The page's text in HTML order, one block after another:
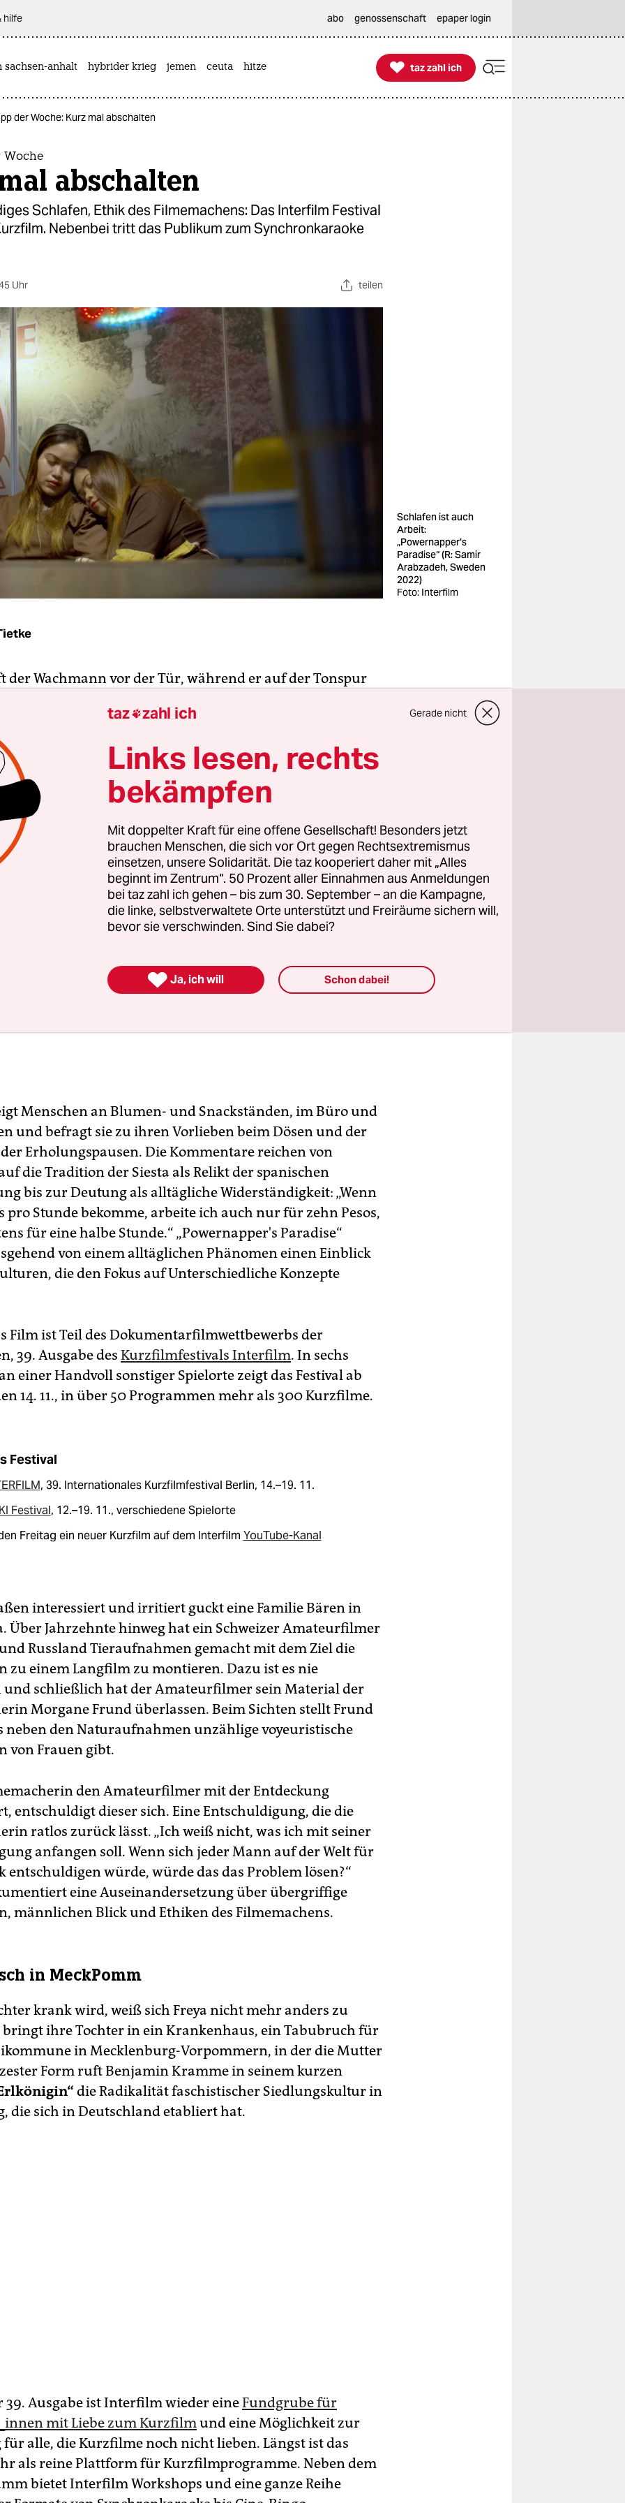
hilfe abo genossenschaft epaper login
sachsen-anhalt hybrider krieg jemen ceuta hitze 
taz zahl ich
taz zahl ich
der Woche: Kurz mal abschalten
Woche
abschalten
Schlafen, Ethik des Filmemachens: Das Interfilm Festival
Nebenbei tritt das Publikum zum Synchronkaraoke
Uhr teilen
Schlafen ist auch
Arbeit:
„Powernapper's
Paradise“ (R: Samir
Arabzadeh, Sweden
2022)
Foto: Interfilm
der Wachmann vor der Tür, während er auf der Tonspur
2009 aus Schweden in die Philippinen übersiedelt. Eines
die ihm auffielen, war, dass viele Menschen auf der
„Warum schlafen alle? Warum bin ich wach?“
Kurzdokumentation
„Powernapper's Paradise“
die sich der Regisseur angesichts dieses Phänomens
Menschen an Blumen- und Snackständen, im Büro und
und befragt sie zu ihren Vorlieben beim Dösen und der
Erholungspausen. Die Kommentare reichen von
die Tradition der Siesta als Relikt der spanischen
bis zur Deutung als alltägliche Widerständigkeit: „Wenn
pro Stunde bekomme, arbeite ich auch nur für zehn Pesos,
für eine halbe Stunde.“ „Powernapper's Paradise“
von einem alltäglichen Phänomen einen Einblick
die den Fokus auf Unterschiedliche Konzepte
Film ist Teil des Dokumentarfilmwettbewerbs der
39. Ausgabe des Kurzfilmfestivals Interfilm. In sechs
einer Handvoll sonstiger Spielorte zeigt das Festival ab
14. 11., in über 50 Programmen mehr als 300 Kurzfilme.
Festival
, 39. Internationales Kurzfilmfestival Berlin, 14.–19. 11.
Festival, 12.–19. 11., verschiedene Spielorte
Freitag ein neuer Kurzfilm auf dem Interfilm YouTube-Kanal
interessiert und irritiert guckt eine Familie Bären in
Über Jahrzehnte hinweg hat ein Schweizer Amateurfilmer
Russland Tieraufnahmen gemacht mit dem Ziel die
zu einem Langfilm zu montieren. Dazu ist es nie
und schließlich hat der Amateurfilmer sein Material der
Morgane Frund überlassen. Beim Sichten stellt Frund
neben den Naturaufnahmen unzählige voyeuristische
von Frauen gibt.
den Amateurfilmer mit der Entdeckung
entschuldigt dieser sich. Eine Entschuldigung, die die
ratlos zurück lässt. „Ich weiß nicht, was ich mit seiner
anfangen soll. Wenn sich jeder Mann auf der Welt für
entschuldigen würde, würde das das Problem lösen?“
eine Auseinandersetzung über übergriffige
männlichen Blick und Ethiken des Filmemachens.
in MeckPomm
krank wird, weiß sich Freya nicht mehr anders zu
ihre Tochter in ein Krankenhaus, ein Tabubruch für
in Mecklenburg-Vorpommern, in der die Mutter
Form ruft Benjamin Kramme in seinem kurzen
die Radikalität faschistischer Siedlungskultur in
die sich in Deutschland etabliert hat.
39. Ausgabe ist Interfilm wieder eineFundgrube für
mit Liebe zum Kurzfilmund eine Möglichkeit zur
alle, die Kurzfilme noch nicht lieben. Längst ist das
als reine Plattform für Kurzfilmprogramme. Neben dem
bietet Interfilm Workshops und eine ganze Reihe
taz zahl ich Gerade nicht
Links lesen, rechts
bekämpfen
Mit doppelter Kraft für eine offene Gesellschaft! Besonders jetzt
brauchen Menschen, die sich vor Ort gegen Rechtsextremismus
einsetzen, unsere Solidarität. Die taz kooperiert daher mit „Alles
beginnt im Zentrum“. 50 Prozent aller Einnahmen aus Anmeldungen
bei taz zahl ich gehen – bis zum 30. September – an die Kampagne,
die linke, selbstverwaltete Orte unterstützt und Freiräume sichern will,
bevor sie verschwinden. Sind Sie dabei?
 Ja, ich will Schon dabei!